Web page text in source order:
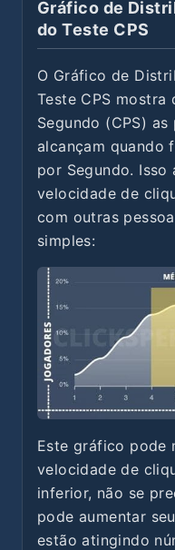
Gráfico de
do Teste CPS
O Gráfico de
Teste CPS mostra
Segundo (CPS)
alcançam quando
por Segundo. Isso
velocidade de
com outras
simples:
Este gráfico pode
velocidade de
inferior, não se
pode aumentar
estão atingindo